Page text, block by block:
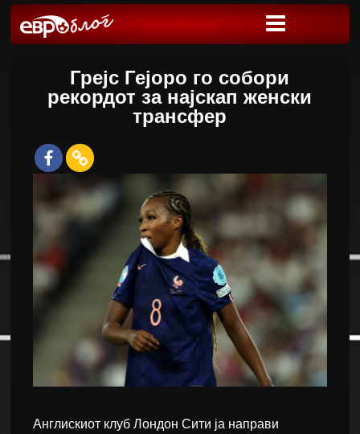
Грејс Гејоро го собори
рекордот за најскап женски
трансфер
Англискиот клуб Лондон Сити ја направи